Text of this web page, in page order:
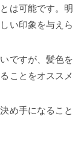
は可能です。明
い印象を与えら
ですが、髪色を
ことをオススメ
め手になること